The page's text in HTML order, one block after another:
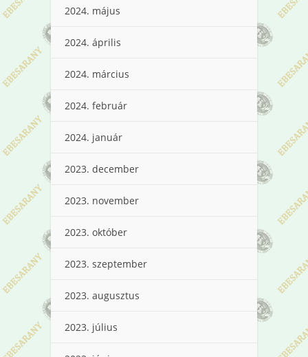
2024. május
2024. április
2024. március
2024. február
2024. január
2023. december
2023. november
2023. október
2023. szeptember
2023. augusztus
2023. július